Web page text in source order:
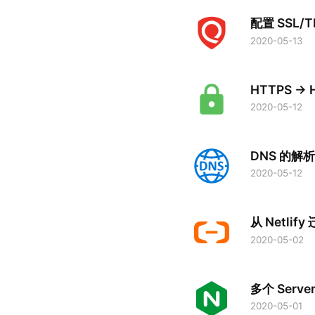
配置 SSL/
2020-05-13
HTTPS ->
2020-05-12
DNS 的解
2020-05-12
从 Netlify
2020-05-02
多个
2020-05-01